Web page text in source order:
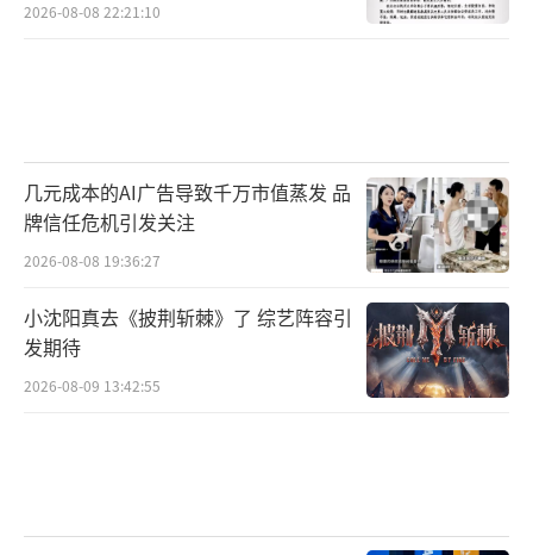
2026-08-08 22:21:10
几元成本的AI广告导致千万市值蒸发 品
牌信任危机引发关注
2026-08-08 19:36:27
小沈阳真去《披荆斩棘》了 综艺阵容引
发期待
2026-08-09 13:42:55